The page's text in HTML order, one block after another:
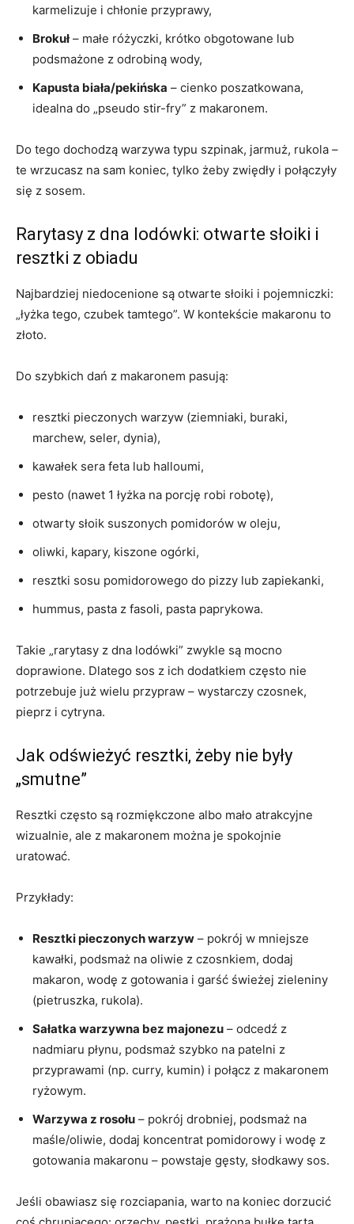
karmelizuje i chłonie przyprawy,
Brokuł– małe różyczki, krótko obgotowane lub
podsmażone z odrobiną wody,
Kapusta biała/pekińska – cienko poszatkowana,
idealna do „pseudo stir-fry” z makaronem.
Do tego dochodzą warzywa typu szpinak, jarmuż, rukola –
te wrzucasz na sam koniec, tylko żeby zwiędły i połączyły
się z sosem.
Rarytasy z dna lodówki: otwarte słoiki i
resztki z obiadu
Najbardziej niedocenione są otwarte słoiki i pojemniczki:
„łyżka tego, czubek tamtego”. W kontekście makaronu to
złoto.
Do szybkich dań z makaronem pasują:
resztki pieczonych warzyw (ziemniaki, buraki,
marchew, seler, dynia),
kawałek sera feta lub halloumi,
pesto (nawet 1 łyżka na porcję robi robotę),
otwarty słoik suszonych pomidorów w oleju,
oliwki, kapary, kiszone ogórki,
resztki sosu pomidorowego do pizzy lub zapiekanki,
hummus, pasta z fasoli, pasta paprykowa.
Takie „rarytasy z dna lodówki” zwykle są mocno
doprawione. Dlatego sos z ich dodatkiem często nie
potrzebuje już wielu przypraw – wystarczy czosnek,
pieprz i cytryna.
Jak odświeżyć resztki, żeby nie były
„smutne”
Resztki często są rozmiękczone albo mało atrakcyjne
wizualnie, ale z makaronem można je spokojnie
uratować.
Przykłady:
Resztki pieczonych warzyw – pokrój w mniejsze
kawałki, podsmaż na oliwie z czosnkiem, dodaj
makaron, wodę z gotowania i garść świeżej zieleniny
(pietruszka, rukola).
Sałatka warzywna bez majonezu – odcedź z
nadmiaru płynu, podsmaż szybko na patelni z
przyprawami (np. curry, kumin) i połącz z makaronem
ryżowym.
Warzywa z rosołu – pokrój drobniej, podsmaż na
maśle/oliwie, dodaj koncentrat pomidorowy i wodę z
gotowania makaronu – powstaje gęsty, słodkawy sos.
Jeśli obawiasz się rozciapania, warto na koniec dorzucić